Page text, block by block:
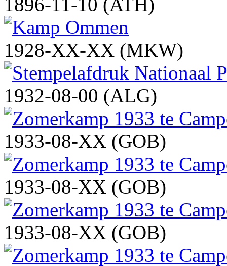
1928-XX-XX (MKW)
1932-08-00 (ALG)
1933-08-XX (GOB)
1933-08-XX (GOB)
1933-08-XX (GOB)